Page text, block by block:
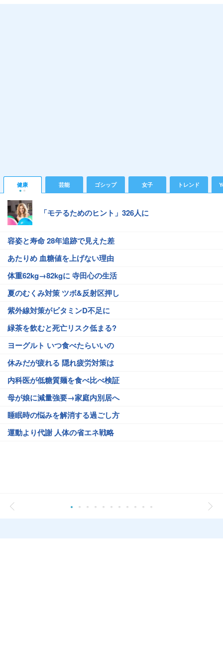
健康 芸能 ゴシップ 女子 トレンド
「モテるためのヒント」326人に
容姿と寿命 28年追跡で見えた差
あたりめ 血糖値を上げない理由
体重62kg→82kgに 寺田心の生活
夏のむくみ対策 ツボ&反射区押し
紫外線対策がビタミンD不足に
緑茶を飲むと死亡リスク低まる?
ヨーグルト いつ食べたらいいの
休みだが疲れる 隠れ疲労対策は
内科医が低糖質麺を食べ比べ検証
母が娘に減量強要→家庭内別居へ
睡眠時の悩みを解消する過ごし方
運動より代謝 人体の省エネ戦略